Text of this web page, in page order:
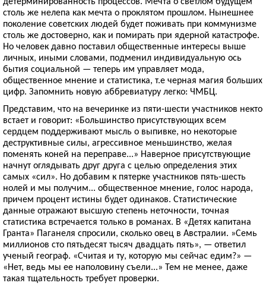
столь же нелепа как мечта о проклятом прошлом. Нынешнее
поколение советских людей будет поживать при коммунизме
столь же достоверно, как и помирать при ядерной катастрофе.
Но человек давно поставил общественные интересы выше
личных, иными словами, подменил индивидуальную ось
бытия социальной — теперь им управляет мода,
общественное мнение и статистика, т.е черная магия больших
цифр. Запомнить новую аббревиатуру легко: ЧМБЦ.
Представим, что на вечеринке из пяти-шести участников некто
встает и говорит: «Большинство присутствующих всем
сердцем поддерживают мысль о выпивке, но некоторые
деструктивные силы, агрессивное меньшинство, желая
поменять коней на переправе...» Наверное присутствующие
начнут оглядывать друг друга с целью определения этих
самых «сил». Но добавим к пятерке участников пять-шесть
нолей и мы получим... общественное мнение, голос народа,
причем процент истины будет одинаков. Статистические
данные отражают высшую степень неточности, точная
статистика встречается только в романах. В «Детях капитана
Гранта» Паганеля спросили, сколько овец в Австралии. »Семь
миллионов сто пятьдесят тысяч двадцать пять», — ответил
ученый географ. «Считая и ту, которую мы сейчас едим?» —
«Нет, ведь мы ее наполовину съели...» Тем не менее, даже
такая тщательность требует проверки.